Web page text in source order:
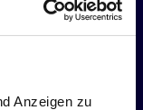
Anzeigen zu